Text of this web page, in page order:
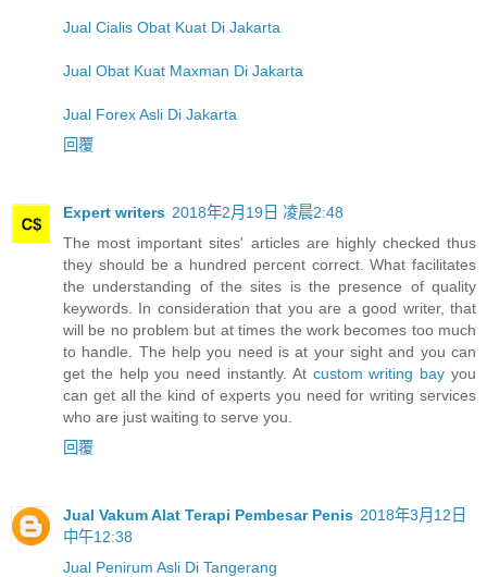
Jual Cialis Obat Kuat Di Jakarta
Jual Obat Kuat Maxman Di Jakarta
Jual Forex Asli Di Jakarta
回覆
Expert writers 2018年2月19日 凌晨2:48
The most important sites' articles are highly checked thus
they should be a hundred percent correct. What facilitates
the understanding of the sites is the presence of quality
keywords. In consideration that you are a good writer, that
will be no problem but at times the work becomes too much
to handle. The help you need is at your sight and you can
get the help you need instantly. At custom writing bay you
can get all the kind of experts you need for writing services
who are just waiting to serve you.
回覆
Jual Vakum Alat Terapi Pembesar Penis 2018年3月12日
中午12:38
Jual Penirum Asli Di Tangerang